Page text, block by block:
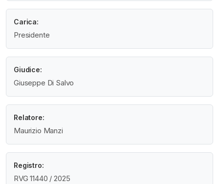
Carica:
Presidente
Giudice:
Giuseppe Di Salvo
Relatore:
Maurizio Manzi
Registro:
RVG 11440 / 2025